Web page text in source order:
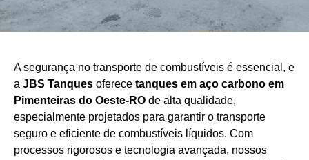
A segurança no transporte de combustíveis é essencial, e
a JBS Tanques oferece tanques em aço carbono em
Pimenteiras do Oeste-RO de alta qualidade,
especialmente projetados para garantir o transporte
seguro e eficiente de combustíveis líquidos. Com
processos rigorosos e tecnologia avançada, nossos